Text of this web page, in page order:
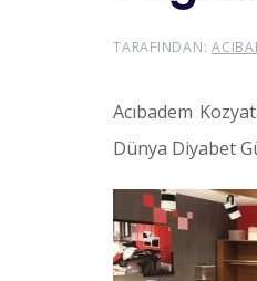
TARAFINDAN:
Acıbadem
Dünya Diyabet